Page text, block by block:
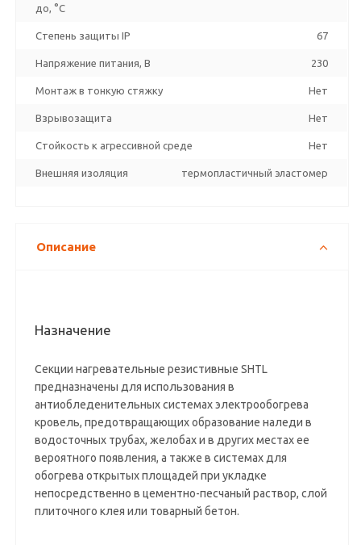
до, °C
Степень защиты IP 67
Напряжение питания, В 230
Монтаж в тонкую стяжку Нет
Взрывозащита Нет
Стойкость к агрессивной среде Нет
Внешняя изоляция термопластичный эластомер
Описание
Назначение
Секции нагревательные резистивные SHTL
предназначены для использования в
антиобледенительных системах электрообогрева
кровель, предотвращающих образование наледи в
водосточных трубах, желобах и в других местах ее
вероятного появления, а также в системах для
обогрева открытых площадей при укладке
непосредственно в цементно-песчаный раствор, слой
плиточного клея или товарный бетон.